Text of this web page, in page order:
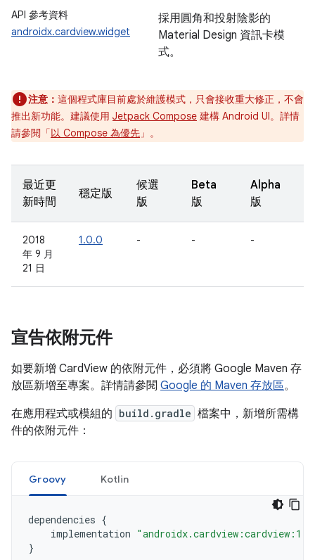
API 參考資料
androidx.cardview.widget
採用圓角和投射陰影的
Material Design 資訊卡模
式。
注意： 這個程式庫目前處於維護模式，只會接收重大修正，不會
推出新功能。建議使用 Jetpack Compose 建構 Android UI。詳情
請參閱「以 Compose 為優先 」。
最近更
新時間
穩定版
候選
版
Beta
版
Alpha
版
2018
年 9 月
21 日
1.0.0 - - -
宣告依附元件
如要新增 CardView 的依附元件，必須將 Google Maven 存
放區新增至專案。詳情請參閱 Google 的 Maven 存放區。
在應用程式或模組的 build.gradle 檔案中，新增所需構
件的依附元件：
Groovy Kotlin
dependencies {
implementation
}